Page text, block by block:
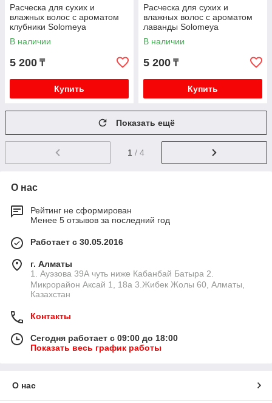
Расческа для сухих и
влажных волос с ароматом
клубники Solomeya
В наличии
5 200 ₸
Купить
Расческа для сухих и
влажных волос с ароматом
лаванды Solomeya
В наличии
5 200 ₸
Купить
Показать ещё
1 / 4
О нас
Рейтинг не сформирован
Менее 5 отзывов за последний год
Работает с 30.05.2016
г. Алматы
1. Ауэзова 39А чуть ниже Кабанбай Батыра ㅤㅤㅤㅤㅤㅤㅤㅤㅤㅤㅤㅤㅤㅤ2. ​
Микрорайон Аксай 1, 18а 3.Жибек Жолы 60, Алматы,
Казахстан
Контакты
Сегодня работает с 09:00 до 18:00
Показать весь график работы
О нас